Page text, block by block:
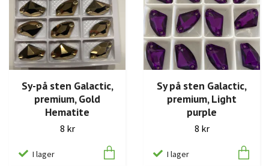
Sy-på sten Galactic,
premium, Gold
Hematite
8 kr
I lager
Sy på sten Galactic,
premium, Light
purple
8 kr
I lager